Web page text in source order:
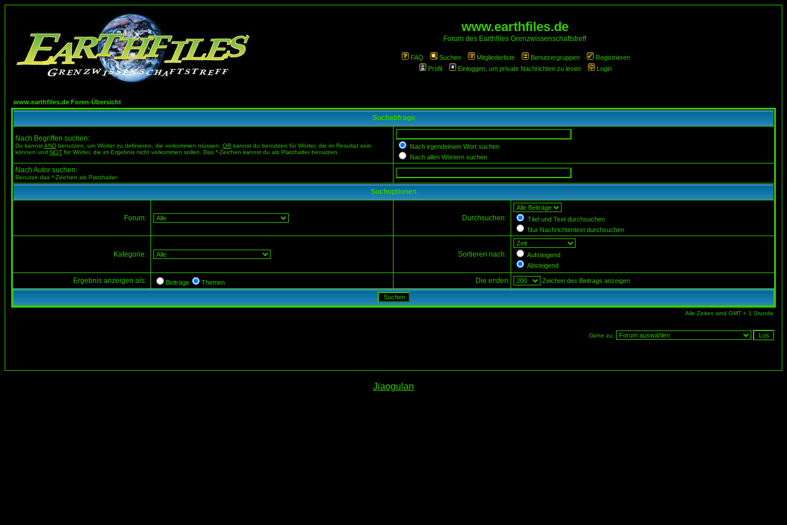
www.earthfiles.de
Forum des Earthfiles Grenzwissenschaftstreff
FAQ Suchen Mitgliederliste Benutzergruppen
Registrieren
Profil
Einloggen, um private Nachrichten zu lesen Login
www.earthfiles.de Foren-Übersicht
Suchabfrage
Nach Begriffen suchen:
Du kannstAND benutzen, um Wörter zu definieren, die vorkommen müssen; OR kannst du benutzen für Wörter, die im Resultat sein
können und NOT für Wörter, die im Ergebnis nicht vorkommen sollen. Das *-Zeichen kannst du als Platzhalter benutzen.
Nach irgendeinem Wort suchen
Nach allen Wörtern suchen
Nach Autor suchen:
Benutze das *-Zeichen als Platzhalter
Suchoptionen
Forum: Durchsuchen:
Titel und Text durchsuchen
Nur Nachrichtentext durchsuchen
Kategorie: Sortieren nach:
Aufsteigend
Absteigend
Ergebnis anzeigen als: Beiträge Themen Die ersten Zeichen des Beitrags anzeigen
Alle Zeiten sind GMT + 1 Stunde
Gehe zu:
Jiaogulan